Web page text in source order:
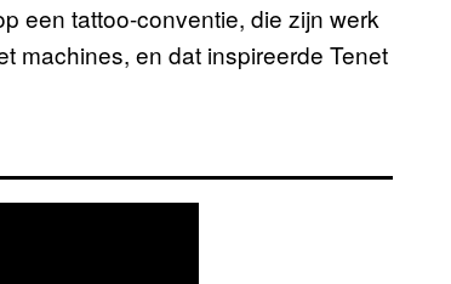
een tattoo-conventie, die zijn werk
machines, en dat inspireerde Tenet